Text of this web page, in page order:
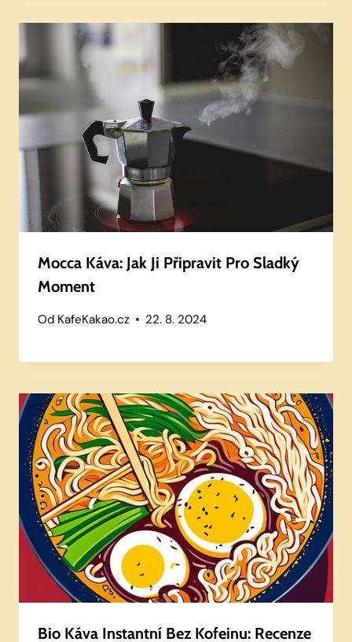
Mocca Káva: Jak Ji Připravit Pro Sladký
Moment
Od KafeKakao.cz 22. 8. 2024
Bio Káva Instantní Bez Kofeinu: Recenze